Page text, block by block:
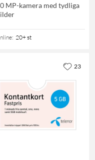
MP-kamera med tydliga
: 20+ st
23